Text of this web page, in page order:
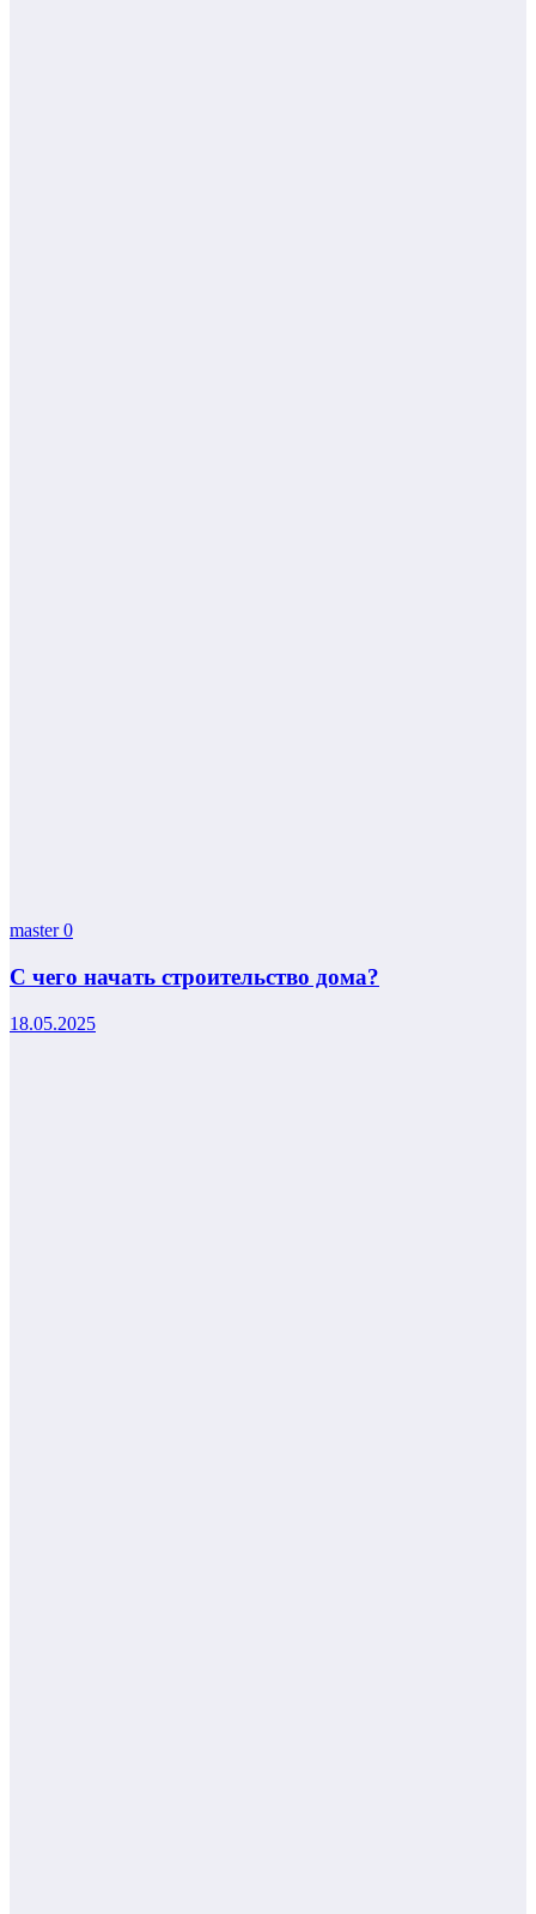
master0
С чего начать строительство дома?
18.05.2025